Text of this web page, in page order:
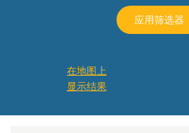
应用筛选器
在地图上
显示结果